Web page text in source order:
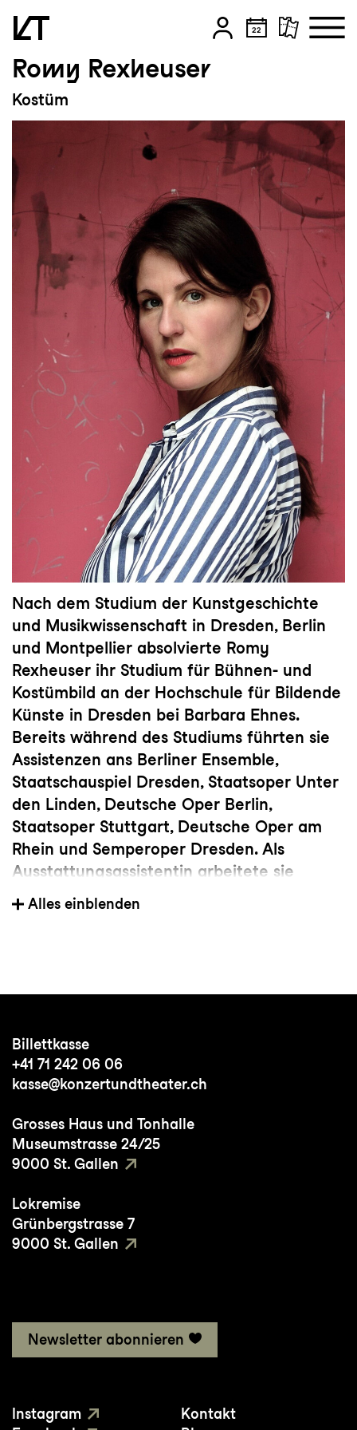
Zum Hauptinhalt springen
Zum Footer springen
Romy Rexheuser
Kostüm
Nach dem Studium der Kunstgeschichte
und Musikwissenschaft in Dresden, Berlin
und Montpellier absolvierte Romy
Rexheuser ihr Studium für Bühnen- und
Kostümbild an der Hochschule für Bildende
Künste in Dresden bei Barbara Ehnes.
Bereits während des Studiums führten sie
Assistenzen ans Berliner Ensemble,
Staatschauspiel Dresden, Staatsoper Unter
den Linden, Deutsche Oper Berlin,
Staatsoper Stuttgart, Deutsche Oper am
Rhein und Semperoper Dresden. Als
Ausstattungsassistentin arbeitete sie
anschließend am Schauspiel Leipzig und
am Theater Basel. Seit 2022 ist sie
Nationaltheater Mannheim und das
Hessische Landestheater Marburg.
Alles einblenden
Billettkasse
+41 71 242 06 06
kasse@konzertundtheater.ch
Grosses Haus und Tonhalle
Museumstrasse 24/25
9000 St. Gallen
Lokremise
Grünbergstrasse 7
9000 St. Gallen
Newsletter abonnieren
Instagram
Kontakt